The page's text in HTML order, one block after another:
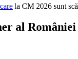
la CM 2026 sunt
al României